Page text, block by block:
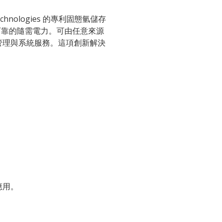
的專利固態氫儲存
的隨需電力。可由任意來源
與系統服務。這項創新解決
。